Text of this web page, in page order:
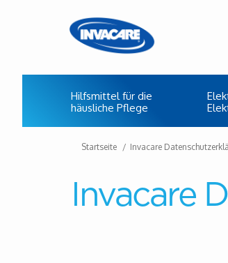
Hilfsmittel für die
häusliche Pflege
Startseite Invacare
Invacare